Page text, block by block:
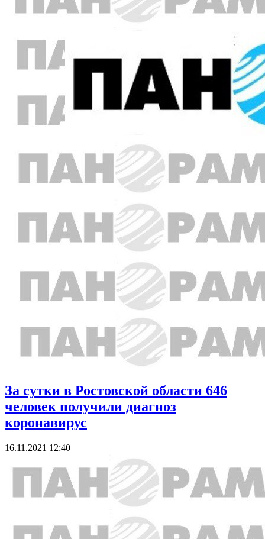
За сутки в Ростовской области 646
человек получили диагноз
коронавирус
16.11.2021 12:40